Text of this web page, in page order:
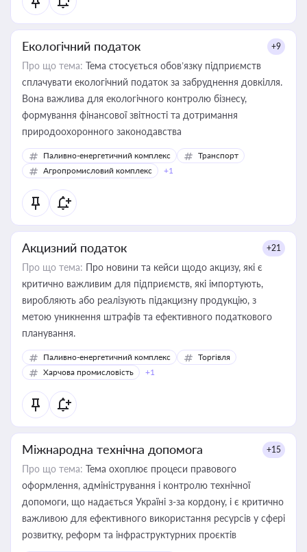
Екологічний податок +9
Про що тема: Тема стосується обов’язку підприємств
сплачувати екологічний податок за забруднення довкілля.
Вона важлива для екологічного контролю бізнесу,
формування фінансової звітності та дотримання
природоохоронного законодавства
Паливно-енергетичний комплекс
Транспорт
Агропромисловий комплекс
+1
Акцизний податок +21
Про що тема: Про новини та кейси щодо акцизу, які є
критично важливим для підприємств, які імпортують,
виробляють або реалізують підакцизну продукцію, з
метою уникнення штрафів та ефективного податкового
планування.
Паливно-енергетичний комплекс
Торгівля
Харчова промисловість
+1
Міжнародна технічна допомога +15
Про що тема: Тема охоплює процеси правового
оформлення, адміністрування і контролю технічної
допомоги, що надається Україні з-за кордону, і є критично
важливою для ефективного використання ресурсів у сфері
розвитку, реформ та інфраструктурних проєктів